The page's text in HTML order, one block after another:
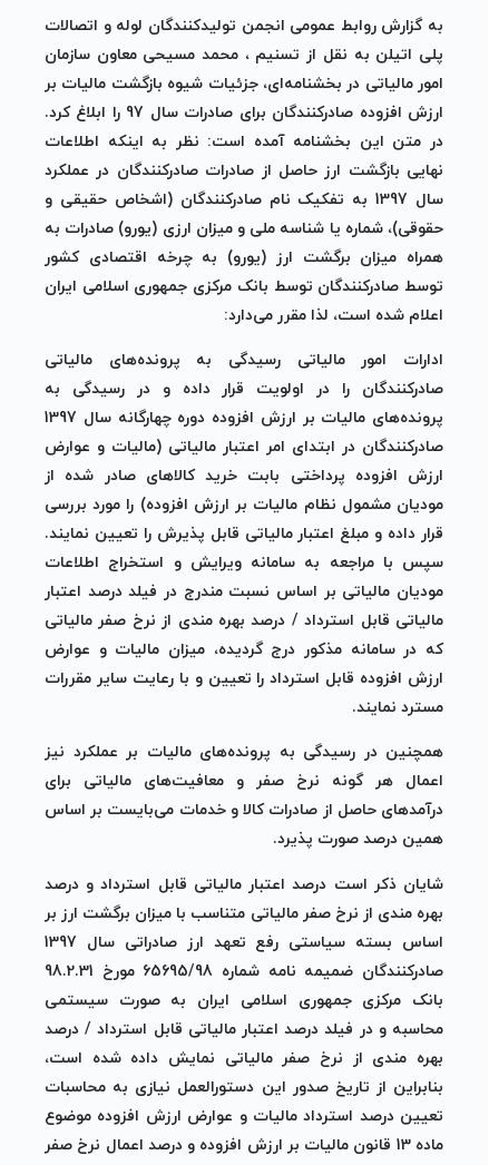
به گزارش روابط عمومی انجمن تولیدکنندگان لوله و اتصالات
پلی اتیلن به نقل از تسنیم ، محمد مسیحی معاون سازمان
امور مالیاتی در بخشنامه‌ای، جزئیات شیوه بازگشت مالیات بر
ارزش افزوده صادرکنندگان برای صادرات سال 97 را ابلاغ کرد.
در متن این بخشنامه آمده است: نظر به اینکه اطلاعات
نهایی بازگشت ارز حاصل از صادرات صادرکنندگان در عملکرد
سال 1397 به تفکیک نام صادرکنندگان (اشخاص حقیقی و
حقوقی)، شماره یا شناسه ملی و میزان ارزی (یورو) صادرات به
همراه میزان برگشت ارز (یورو) به چرخه اقتصادی کشور
توسط صادرکنندگان توسط بانک مرکزی جمهوری اسلامی ایران
اعلام شده است، لذا مقرر می‌دارد:
ادارات امور مالیاتی رسیدگی به پرونده‌های مالیاتی
صادرکنندگان را در اولویت قرار داده و در رسیدگی به
پرونده‌های مالیات بر ارزش افزوده دوره چهارگانه سال 1397
صادرکنندگان در ابتدای امر اعتبار مالیاتی (مالیات و عوارض
ارزش افزوده پرداختی بابت خرید کالاهای صادر شده از
مودیان مشمول نظام مالیات بر ارزش افزوده) را مورد بررسی
قرار داده و مبلغ اعتبار مالیاتی قابل پذیرش را تعیین نمایند.
سپس با مراجعه به سامانه ویرایش و استخراج اطلاعات
مودیان مالیاتی بر اساس نسبت مندرج در فیلد درصد اعتبار
مالیاتی قابل استرداد / درصد بهره مندی از نرخ صفر مالیاتی
که در سامانه مذکور درج گردیده، میزان مالیات و عوارض
ارزش افزوده قابل استرداد را تعیین و با رعایت سایر مقررات
مسترد نمایند.
همچنین در رسیدگی به پرونده‌های مالیات بر عملکرد نیز
اعمال هر گونه نرخ صفر و معافیت‌های مالیاتی برای
درآمدهای حاصل از صادرات کالا و خدمات می‌بایست بر اساس
همین درصد صورت پذیرد.
شایان ذکر است درصد اعتبار مالیاتی قابل استرداد و درصد
بهره مندی از نرخ صفر مالیاتی متناسب با میزان برگشت ارز بر
اساس بسته سیاستی رفع تعهد ارز صادراتی سال 1397
صادرکنندگان ضمیمه نامه شماره 65695/98 مورخ 98.2.31
بانک مرکزی جمهوری اسلامی ایران به صورت سیستمی
محاسبه و در فیلد درصد اعتبار مالیاتی قابل استرداد / درصد
بهره مندی از نرخ صفر مالیاتی نمایش داده شده است،
بنابراین از تاریخ صدور این دستورالعمل نیازی به محاسبات
تعیین درصد استرداد مالیات و عوارض ارزش افزوده موضوع
ماده 13 قانون مالیات بر ارزش افزوده و درصد اعمال نرخ صفر